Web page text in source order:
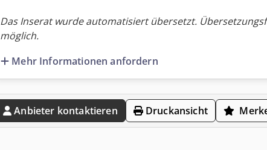
Das Inserat wurde automatisiert übersetzt.
möglich.
Mehr Informationen anfordern
Anbieter kontaktieren Druckansicht